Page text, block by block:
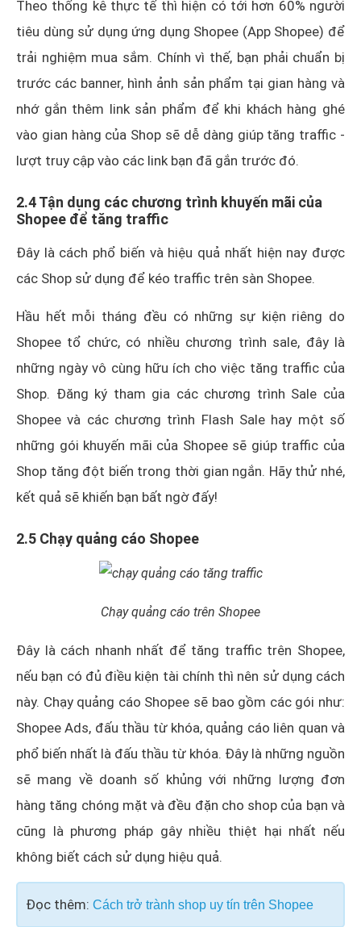
Theo thống kê thực tế thì hiện có tới hơn 60% người
tiêu dùng sử dụng ứng dụng Shopee (App Shopee) để
trải nghiệm mua sắm. Chính vì thế, bạn phải chuẩn bị
trước các banner, hình ảnh sản phẩm tại gian hàng và
nhớ gắn thêm link sản phẩm để khi khách hàng ghé
vào gian hàng của Shop sẽ dễ dàng giúp tăng traffic -
lượt truy cập vào các link bạn đã gắn trước đó.
2.4 Tận dụng các chương trình khuyến mãi của
Shopee để tăng traffic
Đây là cách phổ biến và hiệu quả nhất hiện nay được
các Shop sử dụng để kéo traffic trên sàn Shopee.
Hầu hết mỗi tháng đều có những sự kiện riêng do
Shopee tổ chức, có nhiều chương trình sale, đây là
những ngày vô cùng hữu ích cho việc tăng traffic của
Shop. Đăng ký tham gia các chương trình Sale của
Shopee và các chương trình Flash Sale hay một số
những gói khuyến mãi của Shopee sẽ giúp traffic của
Shop tăng đột biến trong thời gian ngắn. Hãy thử nhé,
kết quả sẽ khiến bạn bất ngờ đấy!
2.5 Chạy quảng cáo Shopee
Chạy quảng cáo trên Shopee
Đây là cách nhanh nhất để tăng traffic trên Shopee,
nếu bạn có đủ điều kiện tài chính thì nên sử dụng cách
này. Chạy quảng cáo Shopee sẽ bao gồm các gói như:
Shopee Ads, đấu thầu từ khóa, quảng cáo liên quan và
phổ biến nhất là đấu thầu từ khóa. Đây là những nguồn
sẽ mang về doanh số khủng với những lượng đơn
hàng tăng chóng mặt và đều đặn cho shop của bạn và
cũng là phương pháp gây nhiều thiệt hại nhất nếu
không biết cách sử dụng hiệu quả.
Đọc thêm: Cách trở trành shop uy tín trên Shopee